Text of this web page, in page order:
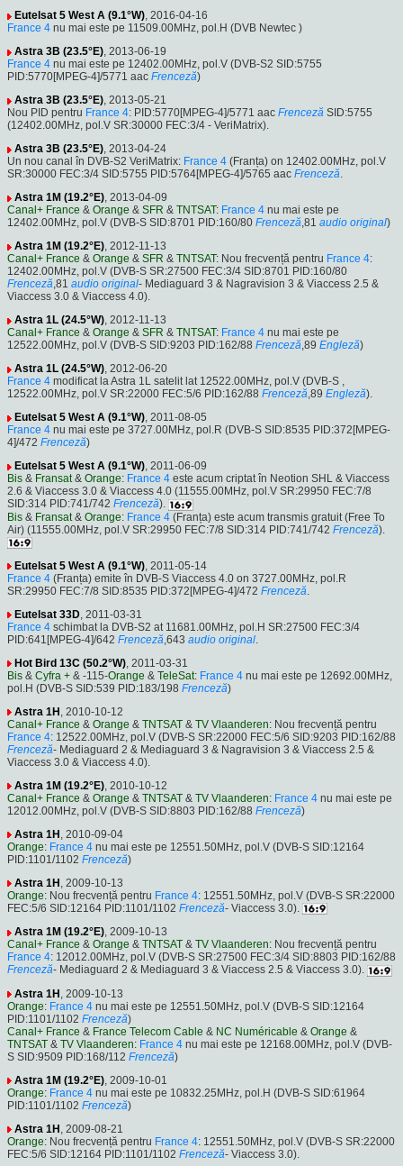
Eutelsat 5 West A (9.1°W), 2016-04-16
France 4 nu mai este pe 11509.00MHz, pol.H (DVB Newtec )
Astra 3B (23.5°E), 2013-06-19
France 4 nu mai este pe 12402.00MHz, pol.V (DVB-S2 SID:5755
PID:5770[MPEG-4]/5771 aac Frenceză)
Astra 3B (23.5°E), 2013-05-21
Nou PID pentru France 4: PID:5770[MPEG-4]/5771 aac Frenceză SID:5755
(12402.00MHz, pol.V SR:30000 FEC:3/4 - VeriMatrix).
Astra 3B (23.5°E), 2013-04-24
Un nou canal în DVB-S2 VeriMatrix: France 4 (Franța) on 12402.00MHz, pol.V
SR:30000 FEC:3/4 SID:5755 PID:5764[MPEG-4]/5765 aac Frenceză.
Astra 1M (19.2°E), 2013-04-09
Canal+ France & Orange & SFR & TNTSAT: France 4 nu mai este pe
12402.00MHz, pol.V (DVB-S SID:8701 PID:160/80 Frenceză,81 audio original)
Astra 1M (19.2°E), 2012-11-13
Canal+ France & Orange & SFR & TNTSAT: Nou frecvență pentru France 4:
12402.00MHz, pol.V (DVB-S SR:27500 FEC:3/4 SID:8701 PID:160/80
Frenceză,81 audio original- Mediaguard 3 & Nagravision 3 & Viaccess 2.5 &
Viaccess 3.0 & Viaccess 4.0).
Astra 1L (24.5°W), 2012-11-13
Canal+ France & Orange & SFR & TNTSAT: France 4 nu mai este pe
12522.00MHz, pol.V (DVB-S SID:9203 PID:162/88 Frenceză,89 Engleză)
Astra 1L (24.5°W), 2012-06-20
France 4 modificat la Astra 1L satelit lat 12522.00MHz, pol.V (DVB-S ,
12522.00MHz, pol.V SR:22000 FEC:5/6 PID:162/88 Frenceză,89 Engleză).
Eutelsat 5 West A (9.1°W), 2011-08-05
France 4 nu mai este pe 3727.00MHz, pol.R (DVB-S SID:8535 PID:372[MPEG-
4]/472 Frenceză)
Eutelsat 5 West A (9.1°W), 2011-06-09
Bis & Fransat& Orange: France 4 este acum criptat în Neotion SHL & Viaccess
2.6 & Viaccess 3.0 & Viaccess 4.0 (11555.00MHz, pol.V SR:29950 FEC:7/8
SID:314 PID:741/742 Frenceză).
Bis & Fransat& Orange: France 4 (Franța) este acum transmis gratuit (Free To
Air) (11555.00MHz, pol.V SR:29950 FEC:7/8 SID:314 PID:741/742 Frenceză).
Eutelsat 5 West A (9.1°W), 2011-05-14
France 4 (Franța) emite în DVB-S Viaccess 4.0 on 3727.00MHz, pol.R
SR:29950 FEC:7/8 SID:8535 PID:372[MPEG-4]/472 Frenceză.
Eutelsat 33D, 2011-03-31
France 4 schimbat la DVB-S2 at 11681.00MHz, pol.H SR:27500 FEC:3/4
PID:641[MPEG-4]/642 Frenceză,643 audio original.
Hot Bird 13C (50.2°W), 2011-03-31
Bis & Cyfra + & -115-Orange & TeleSat: France 4 nu mai este pe 12692.00MHz,
pol.H (DVB-S SID:539 PID:183/198 Frenceză)
Astra 1H , 2010-10-12
Canal+ France & Orange & TNTSAT & TV Vlaanderen: Nou frecvență pentru
France 4: 12522.00MHz, pol.V (DVB-S SR:22000 FEC:5/6 SID:9203 PID:162/88
Frenceză- Mediaguard 2 & Mediaguard 3 & Nagravision 3 & Viaccess 2.5 &
Viaccess 3.0 & Viaccess 4.0).
Astra 1M (19.2°E), 2010-10-12
Canal+ France & Orange & TNTSAT & TV Vlaanderen: France 4 nu mai este pe
12012.00MHz, pol.V (DVB-S SID:8803 PID:162/88 Frenceză)
Astra 1H , 2010-09-04
Orange: France 4 nu mai este pe 12551.50MHz, pol.V (DVB-S SID:12164
PID:1101/1102 Frenceză)
Astra 1H , 2009-10-13
Orange: Nou frecvență pentru France 4: 12551.50MHz, pol.V (DVB-S SR:22000
FEC:5/6 SID:12164 PID:1101/1102 Frenceză- Viaccess 3.0).
Astra 1M (19.2°E), 2009-10-13
Canal+ France & Orange & TNTSAT & TV Vlaanderen: Nou frecvență pentru
France 4: 12012.00MHz, pol.V (DVB-S SR:27500 FEC:3/4 SID:8803 PID:162/88
Frenceză- Mediaguard 2 & Mediaguard 3 & Viaccess 2.5 & Viaccess 3.0).
Astra 1H , 2009-10-13
Orange: France 4 nu mai este pe 12551.50MHz, pol.V (DVB-S SID:12164
PID:1101/1102 Frenceză)
Canal+ France & France Telecom Cable & NC Numéricable & Orange &
TNTSAT & TV Vlaanderen: France 4 nu mai este pe 12168.00MHz, pol.V (DVB-
S SID:9509 PID:168/112 Frenceză)
Astra 1M (19.2°E) , 2009-10-01
Orange: France 4 nu mai este pe 10832.25MHz, pol.H (DVB-S SID:61964
PID:1101/1102 Frenceză)
Astra 1H , 2009-08-21
Orange: Nou frecvență pentru France 4: 12551.50MHz, pol.V (DVB-S SR:22000
FEC:5/6 SID:12164 PID:1101/1102 Frenceză- Viaccess 3.0).